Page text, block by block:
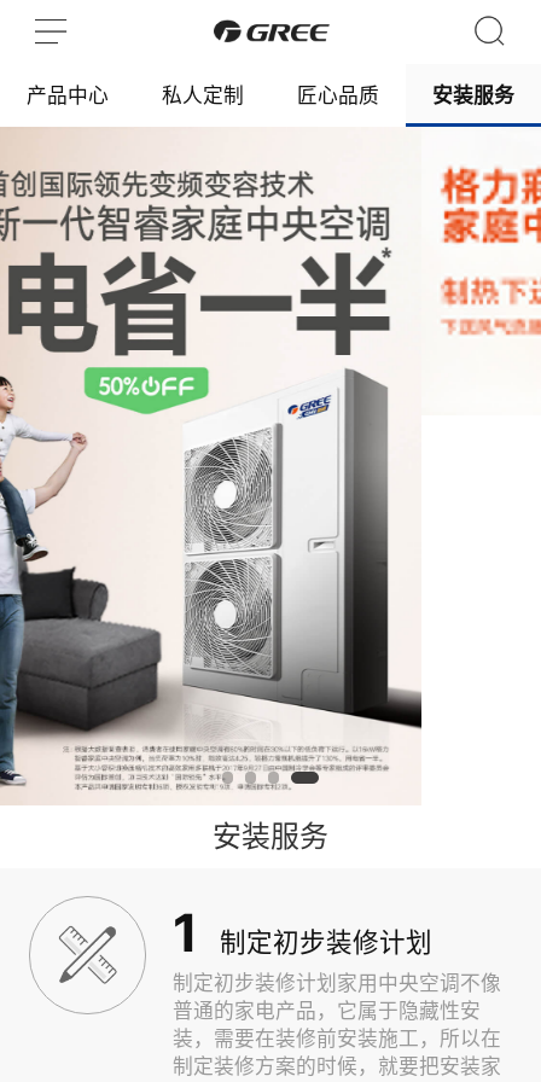
产品中心 私人定制 匠心品质 安装服务
安装服务
1 制定初步装修计划
制定初步装修计划家用中央空调不像
普通的家电产品，它属于隐藏性安
装，需要在装修前安装施工，所以在
制定装修方案的时候，就要把安装家